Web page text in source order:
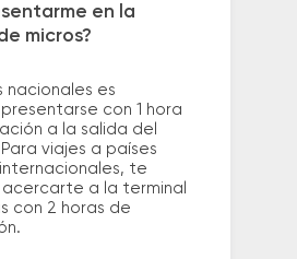
en la
micros?
nacionales es
con 1 hora
a la salida del
viajes a países
te
acercarte a la terminal
con 2 horas de